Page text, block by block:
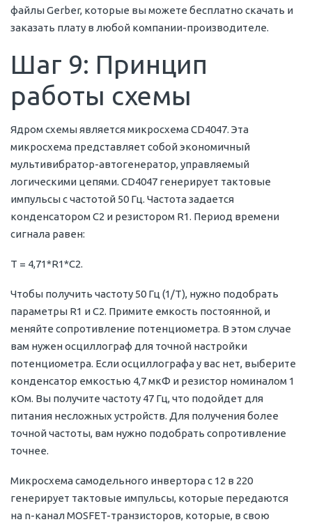
файлы Gerber, которые вы можете бесплатно скачать и
заказать плату в любой компании-производителе.
Шаг 9: Принцип
работы схемы
Ядром схемы является микросхема CD4047. Эта
микросхема представляет собой экономичный
мультивибратор-автогенератор, управляемый
логическими цепями. CD4047 генерирует тактовые
импульсы с частотой 50 Гц. Частота задается
конденсатором C2 и резистором R1. Период времени
сигнала равен:
T = 4,71*R1*C2.
Чтобы получить частоту 50 Гц (1/T), нужно подобрать
параметры R1 и C2. Примите емкость постоянной, и
меняйте сопротивление потенциометра. В этом случае
вам нужен осциллограф для точной настройки
потенциометра. Если осциллографа у вас нет, выберите
конденсатор емкостью 4,7 мкФ и резистор номиналом 1
кОм. Вы получите частоту 47 Гц, что подойдет для
питания несложных устройств. Для получения более
точной частоты, вам нужно подобрать сопротивление
точнее.
Микросхема самодельного инвертора с 12 в 220
генерирует тактовые импульсы, которые передаются
на n-канал MOSFET-транзисторов, которые, в свою